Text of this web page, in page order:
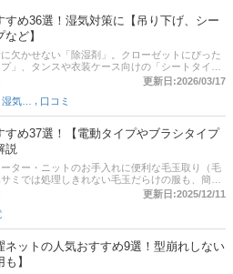
すめ36選！湿気対策に【吊り下げ、シー
ど】
欠かせない「除湿剤」。クローゼットにぴった
」、タンスや衣装ケース向けの「シートタイ
クタイプ」など様々な種類があります。また繰
イプも人気です。そこで本記事では、除湿剤の
を紹介します。ドライペットシリーズをはじめ
アップ。ポイントは置く場所によって適した商
後半には、比較一覧表や通販サイトの最新人気ラ
売れ筋や口コミとあわせてチェックしてみてく
更新日:2026/03/17
口コミ
すめ37選！【電動タイプやブラシタイプ
説
ター・ニットのお手入れに便利な毛玉取り（毛
ミでは処理しきれない毛玉だらけの服も、簡単
ソー・セリアなどの100均でも購入できる毛玉
ト・充電式の電動タイプ、手動のブラシタイプ
あります。この記事では、チャート診断による
テスコム、ティファールなど人気メーカーのお
します。さらに記事後半では、毛玉取りの使い
売れ筋ランキングもチェックできます。気にな
ご覧ください！
更新日:2025/12/11
ネットの人気おすすめ9選！型崩れしない
】